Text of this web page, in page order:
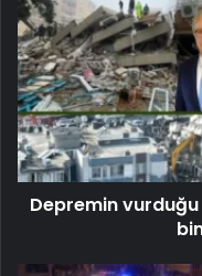
Depremin vurduğu